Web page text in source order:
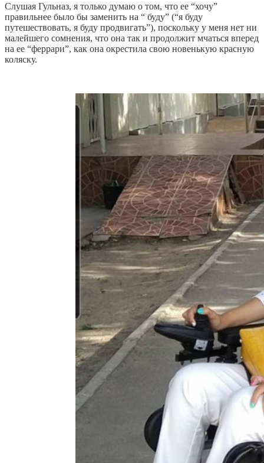
Слушая Гульназ, я только думаю о том, что ее “хочу”
правильнее было бы заменить на “ буду” (“я буду
путешествовать, я буду продвигать”), поскольку у меня нет ни
малейшего сомнения, что она так и продолжит мчаться вперед
на ее “феррари”, как она окрестила свою новенькую красную
коляску.